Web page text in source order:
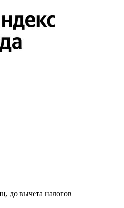
до вычета налогов